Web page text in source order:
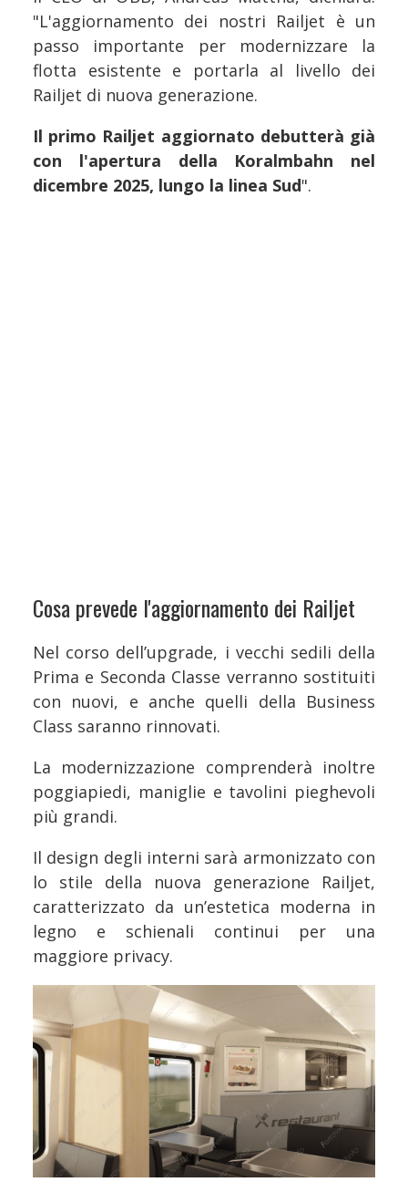
"L'aggiornamento dei nostri Railjet è un
passo importante per modernizzare la
flotta esistente e portarla al livello dei
Railjet di nuova generazione.
Il primo Railjet aggiornato debutterà già
con l'apertura della Koralmbahn nel
dicembre 2025, lungo la linea Sud".
Cosa prevede l'aggiornamento dei Railjet
Nel corso dell’upgrade, i vecchi sedili della
Prima e Seconda Classe verranno sostituiti
con nuovi, e anche quelli della Business
Class saranno rinnovati.
La modernizzazione comprenderà inoltre
poggiapiedi, maniglie e tavolini pieghevoli
più grandi.
Il design degli interni sarà armonizzato con
lo stile della nuova generazione Railjet,
caratterizzato da un’estetica moderna in
legno e schienali continui per una
maggiore privacy.